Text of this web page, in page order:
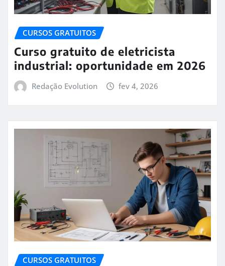
CURSOS GRATUITOS
Curso gratuito de eletricista
industrial: oportunidade em 2026
Redação Evolution fev 4, 2026
CURSOS GRATUITOS